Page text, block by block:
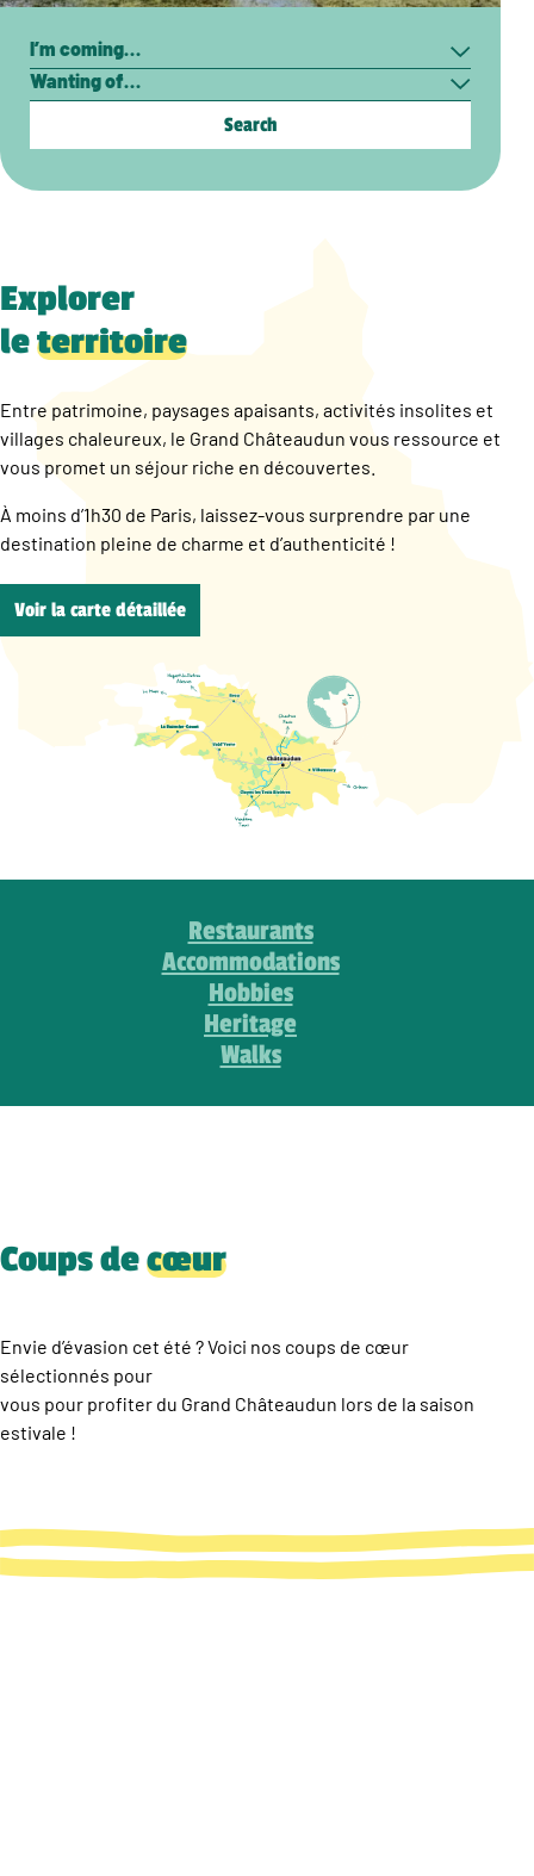
Search
Explorer
leterritoire
Entre patrimoine, paysages apaisants, activités insolites et
villages chaleureux, le Grand Châteaudun vous ressource et
vous promet un séjour riche en découvertes.
À moins d’1h30 de Paris, laissez-vous surprendre par une
destination pleine de charme et d’authenticité !
Voir la carte détaillée
Restaurants
Accommodations
Hobbies
Heritage
Walks
Coups decœur
Envie d’évasion cet été ? Voici nos coups de cœur
sélectionnés pour
vous pour profiter du Grand Châteaudun lors de la saison
estivale !